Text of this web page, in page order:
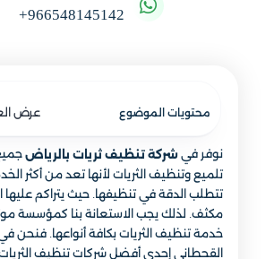
+966548145142
محتويات الموضوع عرض
نوفر في شركة تنظيف ثريات بالرياض
تلميع وتنظيف الثريات لأنها تعد من أكثر
تتطلب الدقة في تنظيفها. حيث يتراكم عليها
مكثف. لذلك يجب الاستعانة بنا كمؤسسة
خدمة تنظيف الثريات بكافة أنواعها. فنحن
القحطاني إحدى أفضل شركات تنظيف